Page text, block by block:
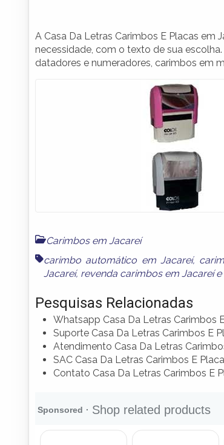
A Casa Da Letras Carimbos E Placas em
necessidade, com o texto de sua
datadores e numeradores, carimbos em
Carimbos em Jacareí
carimbo automático em Jacareí,
Jacareí, revenda carimbos em Jacareíe
Pesquisas Relacionadas
Whatsapp Casa Da Letras Carimbos
Suporte Casa Da Letras Carimbos E
Atendimento Casa Da Letras
SAC Casa Da Letras Carimbos E
Contato Casa Da Letras Carimbos E